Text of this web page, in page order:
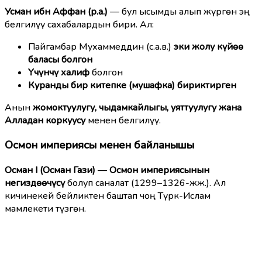
Усман ибн Аффан (р.а.) — бул ысымды алып жүргөн эң
белгилүү сахабалардын бири. Ал:
Пайгамбар Мухаммеддин (с.а.в.) эки жолу күйөө
баласы болгон
Үчүнчү халифболгон
Куранды бир китепке (мушафка) бириктирген
Анынжомоктуулугу, чыдамкайлыгы, уяттуулугу жана
Алладан коркуусуменен белгилүү.
Осмон империясы менен байланышы
Осман I (Осман Гази) —Осмон империясынын
негиздөөчүсүболуп саналат (1299–1326-жж.). Ал
кичинекей бейликтен баштап чоң Түрк-Ислам
мамлекети түзгөн.